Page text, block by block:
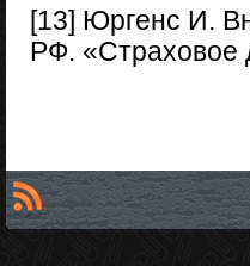
[13] Юргенс И.
РФ. «Страховое